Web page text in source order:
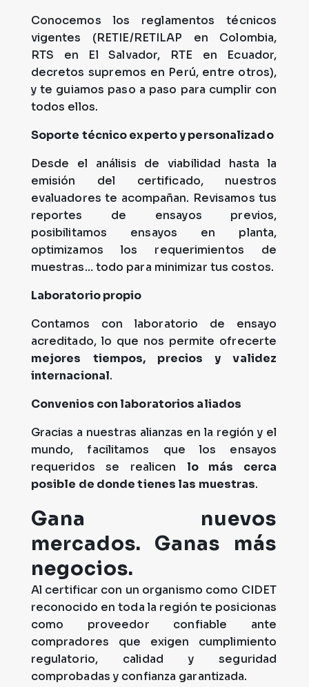
Conocemos los reglamentos técnicos
vigentes (RETIE/RETILAP en Colombia,
RTS en El Salvador, RTE en Ecuador,
decretos supremos en Perú, entre otros),
y te guiamos paso a paso para cumplir con
todos ellos.
Soporte técnico experto y personalizado
Desde el análisis de viabilidad hasta la
emisión del certificado, nuestros
evaluadores te acompañan. Revisamos tus
reportes de ensayos previos,
posibilitamos ensayos en planta,
optimizamos los requerimientos de
muestras… todo para minimizar tus costos.
Laboratorio propio
Contamos con laboratorio de ensayo
acreditado, lo que nos permite ofrecerte
mejores tiempos, precios y validez
internacional.
Convenios con laboratorios aliados
Gracias a nuestras alianzas en la región y el
mundo, facilitamos que los ensayos
requeridos se realicen lo más cerca
posible de donde tienes las muestras.
Gana nuevos
mercados. Ganas más
negocios.
Al certificar con un organismo como CIDET
reconocido en toda la región te posicionas
como proveedor confiable ante
compradores que exigen cumplimiento
regulatorio, calidady seguridad
comprobadas y confianza garantizada.